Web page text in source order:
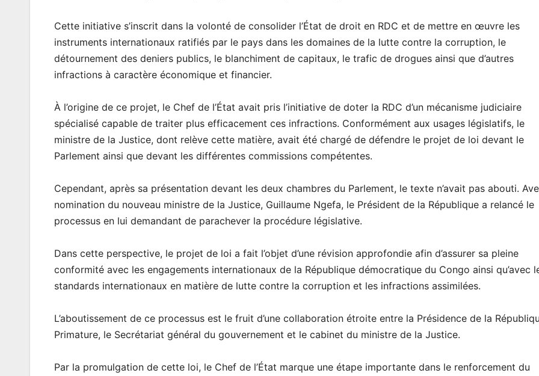
Cette initiative s’inscrit dans la volonté de consolider l’État de droit en RDC et de mettre en œuvre les
instruments internationaux ratifiés par le pays dans les domaines de la lutte contre la corruption, le
détournement des deniers publics, le blanchiment de capitaux, le trafic de drogues ainsi que d’autres
infractions à caractère économique et financier.
À l’origine de ce projet, le Chef de l’État avait pris l’initiative de doter la RDC d’un mécanisme judiciaire
spécialisé capable de traiter plus efficacement ces infractions. Conformément aux usages législatifs, le
ministre de la Justice, dont relève cette matière, avait été chargé de défendre le projet de loi devant le
Parlement ainsi que devant les différentes commissions compétentes.
Cependant, après sa présentation devant les deux chambres du Parlement, le texte n’avait pas abouti.
nomination du nouveau ministre de la Justice, Guillaume Ngefa, le Président de la République a relancé le
processus en lui demandant de parachever la procédure législative.
Dans cette perspective, le projet de loi a fait l’objet d’une révision approfondie afin d’assurer sa pleine
conformité avec les engagements internationaux de la République démocratique du Congo ainsi qu’avec
standards internationaux en matière de lutte contre la corruption et les infractions assimilées.
L’aboutissement de ce processus est le fruit d’une collaboration étroite entre la Présidence de la
Primature, le Secrétariat général du gouvernement et le cabinet du ministre de la Justice.
Par la promulgation de cette loi, le Chef de l’État marque une étape importante dans le renforcement du